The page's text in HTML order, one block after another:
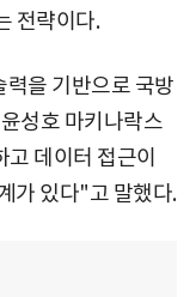
전략이다.
을 기반으로 국방
성호 마키나락스
데이터 접근이
가 있다"고 말했다.